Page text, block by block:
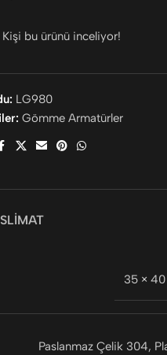
Kişi bu ürünü inceliyor!
LG980
Gömme Armatürler
35 ×
Paslanmaz Çelik 304,